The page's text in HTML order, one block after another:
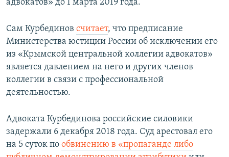
адвокатов» до 1 марта 2019 года.
Сам Курбединов считает, что предписание
Министерства юстиции России об исключении его
из «Крымской центральной коллегии адвокатов»
является давлением на него и других членов
коллегии в связи с профессиональной
деятельностью.
Адвоката Курбединова российские силовики
задержали 6 декабря 2018 года. Суд арестовал его
на 5 суток по обвинению в «пропаганде либо